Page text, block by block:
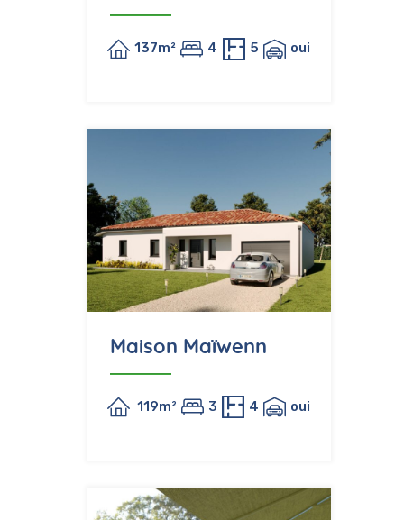
137m² 4 5 oui
Maison Maïwenn
119m² 3 4 oui